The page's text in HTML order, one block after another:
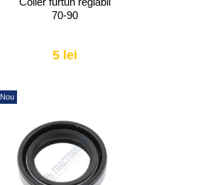
70-90
5 lei
Nou